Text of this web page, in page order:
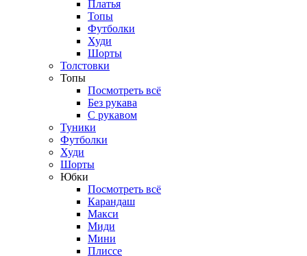
Платья
Топы
Футболки
Худи
Шорты
Толстовки
Топы
Посмотреть всё
Без рукава
С рукавом
Туники
Футболки
Худи
Шорты
Юбки
Посмотреть всё
Карандаш
Макси
Миди
Мини
Плиссе